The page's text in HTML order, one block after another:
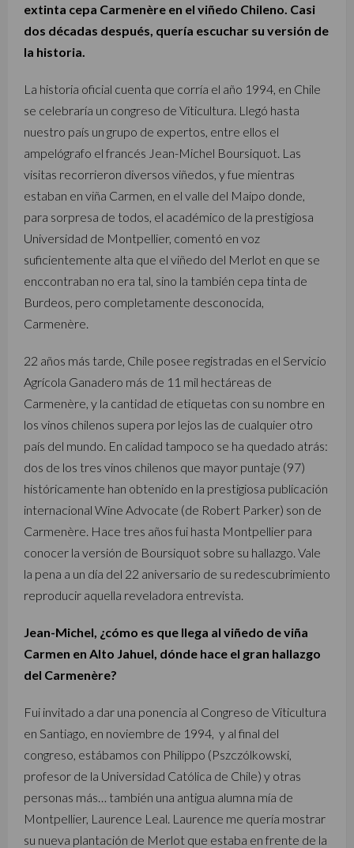
extinta cepa Carmenère en el viñedo Chileno. Casi
dos décadas después, quería escuchar su versión de
la historia.
La historia oficial cuenta que corría el año 1994, en Chile
se celebraría un congreso de Viticultura. Llegó hasta
nuestro país un grupo de expertos, entre ellos el
ampelógrafo el francés Jean-Michel Boursiquot. Las
visitas recorrieron diversos viñedos, y fue mientras
estaban en viña Carmen, en el valle del Maipo donde,
para sorpresa de todos, el académico de la prestigiosa
Universidad de Montpellier, comentó en voz
suficientemente alta que el viñedo del Merlot en que se
enccontraban no era tal, sino la también cepa tinta de
Burdeos, pero completamente desconocida,
Carmenère.
22 años más tarde, Chile posee registradas en el Servicio
Agrícola Ganadero más de 11 mil hectáreas de
Carmenère, y la cantidad de etiquetas con su nombre en
los vinos chilenos supera por lejos las de cualquier otro
país del mundo. En calidad tampoco se ha quedado atrás:
dos de los tres vinos chilenos que mayor puntaje (97)
históricamente han obtenido en la prestigiosa publicación
internacional Wine Advocate (de Robert Parker) son de
Carmenère. Hace tres años fui hasta Montpellier para
conocer la versión de Boursiquot sobre su hallazgo. Vale
la pena a un día del 22 aniversario de su redescubrimiento
reproducir aquella reveladora entrevista.
Jean-Michel, ¿cómo es que llega al viñedo de viña
Carmen en Alto Jahuel, dónde hace el gran hallazgo
del Carmenère?
Fui invitado a dar una ponencia al Congreso de Viticultura
en Santiago, en noviembre de 1994, y al final del
congreso, estábamos con Philippo (Pszczólkowski,
profesor de la Universidad Católica de Chile) y otras
personas más… también una antigua alumna mía de
Montpellier, Laurence Leal. Laurence me quería mostrar
su nueva plantación de Merlot que estaba en frente de la